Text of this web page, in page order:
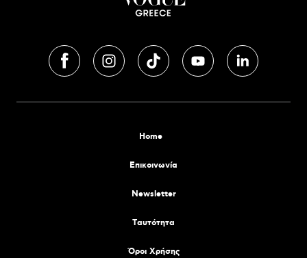
Home
Επικοινωνία
Newsletter
Tαυτότητα
Όροι Χρήσης